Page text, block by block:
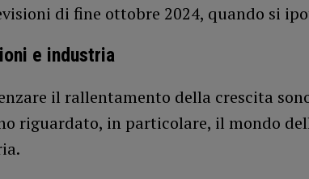
di fine ottobre 2024, quando si
e industria
il rallentamento della crescita
riguardato, in particolare, il mondo